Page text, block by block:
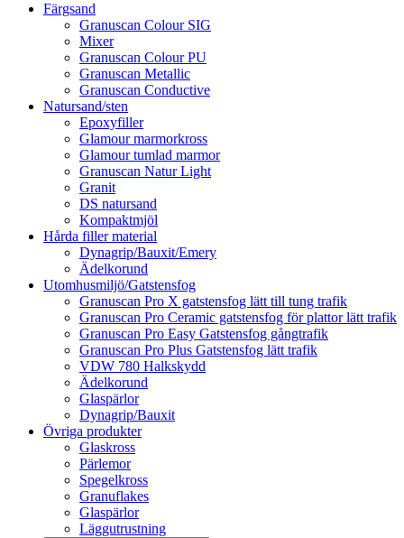
Färgsand
Granuscan Colour SIG
Mixer
Granuscan Colour PU
Granuscan Metallic
Granuscan Conductive
Natursand/sten
Epoxyfiller
Glamour marmorkross
Glamour tumlad marmor
Granuscan Natur Light
Granit
DS natursand
Kompaktmjöl
Hårda filler material
Dynagrip/Bauxit/Emery
Ädelkorund
Utomhusmiljö/Gatstensfog
Granuscan Pro X gatstensfog lätt till tung trafik
Granuscan Pro Ceramic gatstensfog för plattor lätt trafik
Granuscan Pro Easy Gatstensfog gångtrafik
Granuscan Pro Plus Gatstensfog lätt trafik
VDW 780 Halkskydd
Ädelkorund
Glaspärlor
Dynagrip/Bauxit
Övriga produkter
Glaskross
Pärlemor
Spegelkross
Granuflakes
Glaspärlor
Läggutrustning